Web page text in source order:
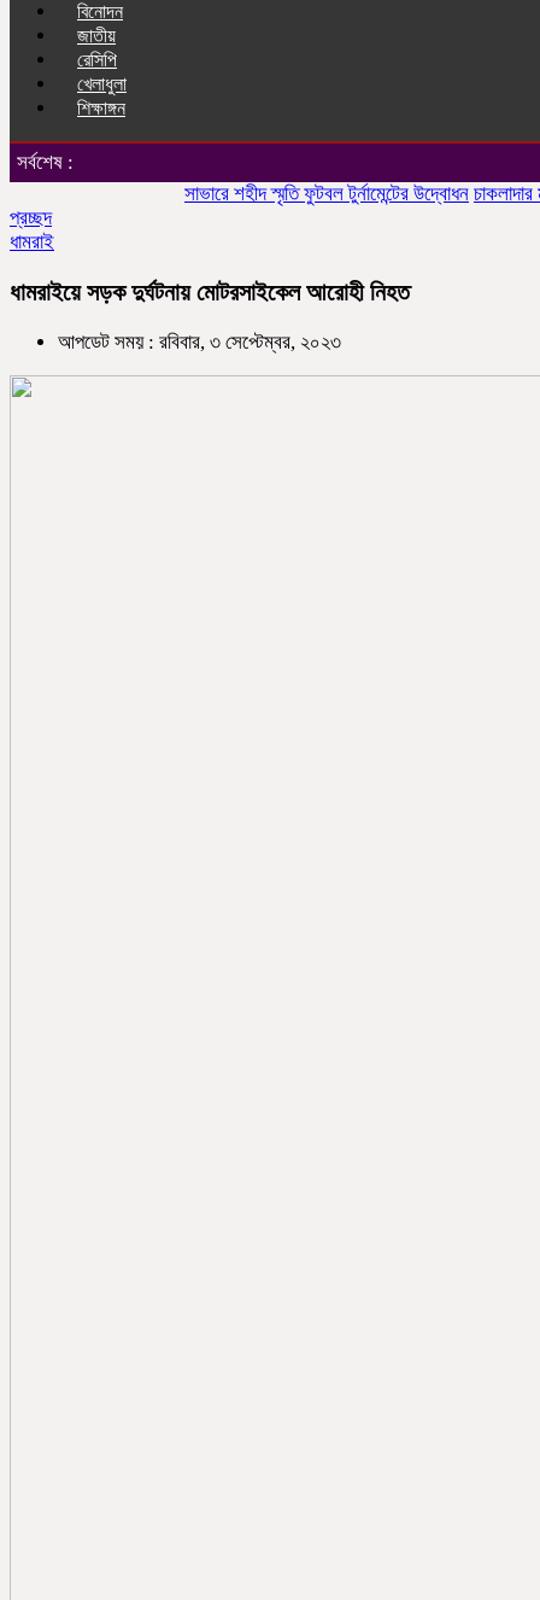
বিনোদন
জাতীয়
রেসিপি
খেলাধুলা
শিক্ষাঙ্গন
সর্বশেষ :
সাভারে শহীদ স্মৃতি ফুটবল টুর্নামেন্টের উদ্বোধন চাকলাদার
প্রচ্ছদ
ধামরাই
ধামরাইয়ে সড়ক দুর্ঘটনায় মোটরসাইকেল আরোহী নিহত
আপডেট সময় : রবিবার, ৩ সেপ্টেম্বর, ২০২৩